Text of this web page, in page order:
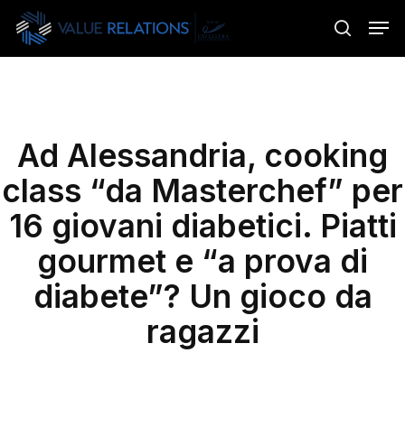
Skip
main
search
Ad Alessandria, cooking
class “da Masterchef” per
16 giovani diabetici. Piatti
gourmet e “a prova di
diabete”? Un gioco da
ragazzi